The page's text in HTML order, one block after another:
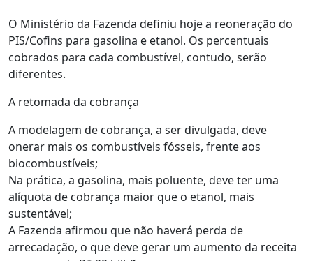
O Ministério da Fazenda definiu hoje a reoneração do
PIS/Cofins para gasolina e etanol. Os percentuais
cobrados para cada combustível, contudo, serão
diferentes.
A retomada da cobrança
A modelagem de cobrança, a ser divulgada, deve
onerar mais os combustíveis fósseis, frente aos
biocombustíveis;
Na prática, a gasolina, mais poluente, deve ter uma
alíquota de cobrança maior que o etanol, mais
sustentável;
A Fazenda afirmou que não haverá perda de
arrecadação, o que deve gerar um aumento da receita